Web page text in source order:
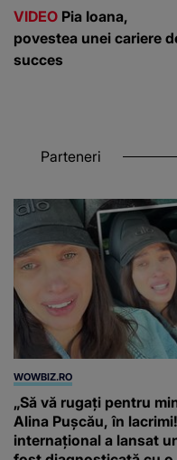
VIDEO Pia Ioana,
povestea unei cariere
succes
Parteneri
WOWBIZ.RO
„Să vă rugați pentru
Alina Pușcău, în
internațional a lansat